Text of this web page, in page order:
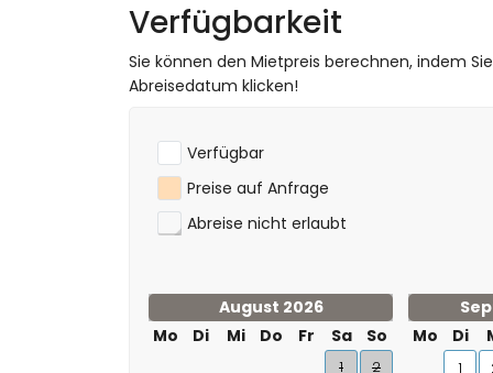
eine gut ausgestattete Küche mit Terrasse,
Sie, dass diese in der Küche befindliche
Die Küche ist mit einem Multifunktionsofen
ermöglicht.
Verfügbarkeit
Sie können den Mietpreis berechnen, indem
Abreisedatum klicken!
Verfügbar
Preise auf Anfrage
Abreise nicht erlaubt
August 2026
Mo
Di Mi Do Fr Sa So
1
2
Mo
Di
1